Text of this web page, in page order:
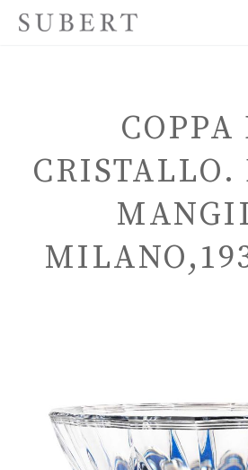
COPPA
CRISTALLO.